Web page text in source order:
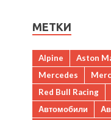
МЕТКИ
Alpine Aston
Mercedes
Red Bull Racing
Автомобили